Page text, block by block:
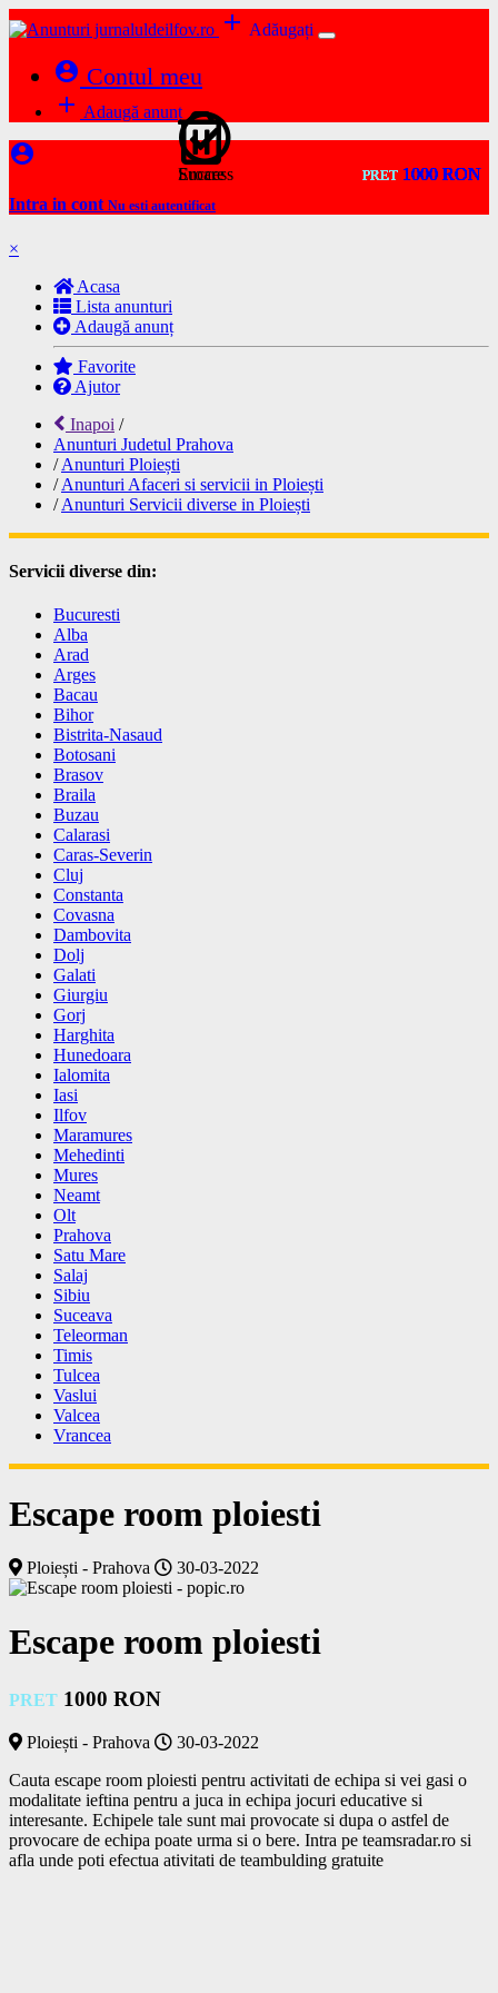
add Adăugați
account_circle Contul meu
add Adaugă anunț
account_circle
Intra in cont Nu esti autentificat
×
Acasa
Lista anunturi
Adaugă anunț
Favorite
Ajutor
Inapoi /
Anunturi Judetul Prahova
/Anunturi Ploiești
/Anunturi Afaceri si servicii in Ploiești
/Anunturi Servicii diverse in Ploiești
Success
Eroare
Servicii diverse din:
Bucuresti
Alba
Arad
Arges
Bacau
Bihor
Bistrita-Nasaud
Botosani
Brasov
Braila
Buzau
Calarasi
Caras-Severin
Cluj
Constanta
Covasna
Dambovita
Dolj
Galati
Giurgiu
Gorj
Harghita
Hunedoara
Ialomita
Iasi
Ilfov
Maramures
Mehedinti
Mures
Neamt
Olt
Prahova
Satu Mare
Salaj
Sibiu
Suceava
Teleorman
Timis
Tulcea
Vaslui
Valcea
Vrancea
Escape room ploiesti
Ploiești - Prahova 30-03-2022
Escape room ploiesti
PRET 1000 RON
Ploiești - Prahova
30-03-2022
Cauta escape room ploiesti pentru activitati de echipa si vei gasi o
modalitate ieftina pentru a juca in echipa jocuri educative si
interesante. Echipele tale sunt mai provocate si dupa o astfel de
provocare de echipa poate urma si o bere. Intra pe teamsradar.ro si
PRET 1000 RON
PRET 1000 RON
PRET 1000 RON
PRET 1000 RON
PRET 1000 RON
PRET 1000 RON
PRET 1000 RON
PRET 1000 RON
PRET 1000 RON
PRET 1000 RON